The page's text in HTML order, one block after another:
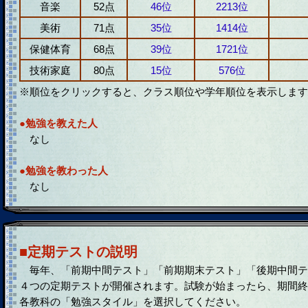
音楽 52点 46位
2213位
美術
71点 35位 1414位
保健体育
68点 39位 1721位
技術家庭
80点 15位 576位
※順位をクリックすると、クラス順位や学年順位を表示しま
●勉強を教えた人
なし
●勉強を教わった人
なし
■定期テストの説明
毎年、「前期中間テスト」「前期期末テスト」「後期中間
４つの定期テストが開催されます。試験が始まったら、期間
各教科の「勉強スタイル」を選択してください。